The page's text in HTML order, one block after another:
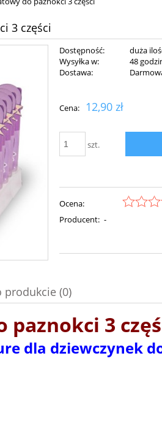
3 części
Dostępność:
duża
Wysyłka w:
48
Dostawa:
Cena nie zawiera ewentualnych kosztów
płatności
Cena: 12,90 zł
szt.
Ocena:
Producent: -
kosztów
produkcie (0)
paznokci 3
dla dziewczynek